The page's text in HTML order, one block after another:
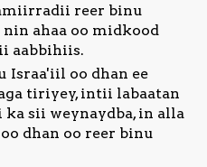
reer binu
ahaa oo midkood
aabbihiis.
Israa'iil oo dhan ee
tiriyey, intii labaatan
sii weynaydba, in alla
dhan oo reer binu